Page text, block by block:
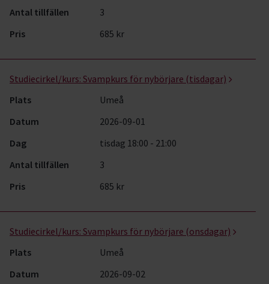
Antal tillfällen
3
Pris
685 kr
Studiecirkel/kurs: Svampkurs för nybörjare (tisdagar)
Plats
Umeå
Datum
2026-09-01
Dag
tisdag 18:00 - 21:00
Antal tillfällen
3
Pris
685 kr
Studiecirkel/kurs: Svampkurs för nybörjare (onsdagar)
Plats
Umeå
Datum
2026-09-02